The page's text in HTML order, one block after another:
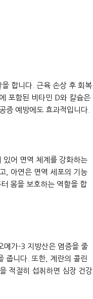
합니다. 근육 손상 후 회복
포함된 비타민 D와 칼슘은
증 예방에도 효과적입니다.
어 면역 체계를 강화하는
, 아연은 면역 세포의 기능
몸을 보호하는 역할을 합
메가-3 지방산은 염증을 줄
줍니다. 또한, 계란의 콜린
적절히 섭취하면 심장 건강